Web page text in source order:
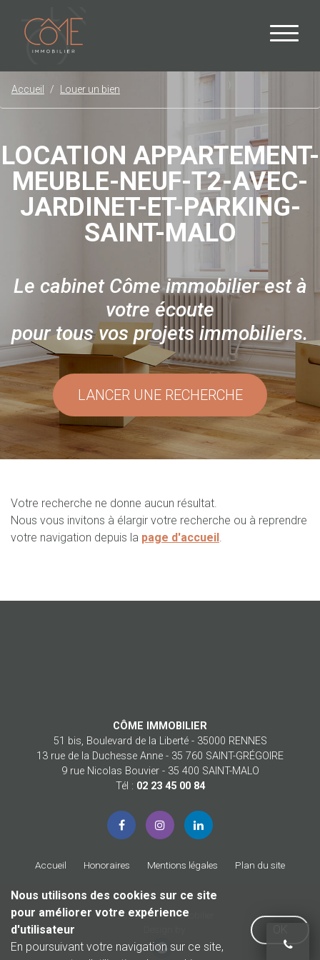
LOCATION APPARTEMENT-
MEUBLE-NEUF-T2-AVEC-
JARDINET-ET-PARKING-
SAINT-MALO
Le cabinet Côme immobilier est à
votre écoute
pour tous vos projets immobiliers.
LANCER UNE RECHERCHE
Accueil Louer un bien
Votre recherche ne donne aucun résultat.
Nous vous invitons à élargir votre recherche ou à reprendre
votre navigation depuis la page d'accueil.
Nous utilisons des cookies sur ce site
pour améliorer votre expérience
d'utilisateur
En poursuivant votre navigation sur ce site,
CÔME IMMOBILIER
51 bis, Boulevard de la Liberté - 35000 RENNES
13 rue de la Duchesse Anne - 35 760 SAINT-GRÉGOIRE
9 rue Nicolas Bouvier - 35 400 SAINT-MALO
Tél : 02 23 45 00 84
Accueil Honoraires Mentions légales Plan du site
© 2026 Côme Immobilier